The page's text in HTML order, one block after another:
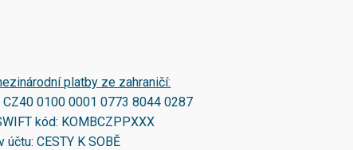
platby ze zahraničí:
CZ40 0100 0001 0773 8044 0287
kód: KOMBCZPPXXX
účtu: CESTY K SOBĚ